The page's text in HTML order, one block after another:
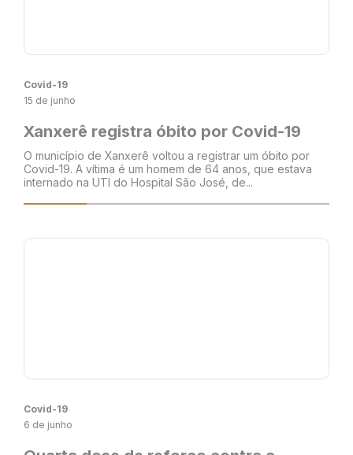
Covid-19
15 de junho
Xanxerê registra óbito por Covid-19
O município de Xanxerê voltou a registrar um óbito por
Covid-19. A vítima é um homem de 64 anos, que estava
internado na UTI do Hospital São José, de...
Covid-19
6 de junho